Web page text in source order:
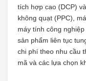
tích hợp cao (DCP)
không quạt (PPC),
máy tính công
sản phẩm liên tục
chi phí theo nhu cầu
mã và các lựa chọn